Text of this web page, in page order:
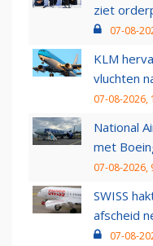
ziet
07-08-
KLM
vluchten
07-08-2026,
National
met
07-08-2026,
SWISS
afscheid
07-08-